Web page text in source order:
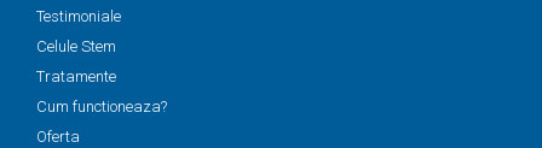
Testimoniale
Celule Stem
Tratamente
Cum functioneaza?
Oferta